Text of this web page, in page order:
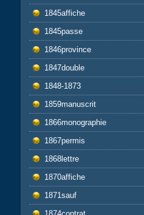
1845affiche
1845passe
1846province
1847double
1848-1873
1859manuscrit
1866monographie
1867permis
1868lettre
1870affiche
1871sauf